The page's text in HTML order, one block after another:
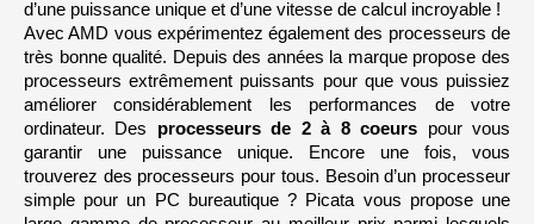
d’une puissance unique et d’une vitesse de calcul incroyable !
Avec AMD vous expérimentez également des processeurs de
très bonne qualité. Depuis des années la marque propose des
processeurs extrêmement puissants pour que vous puissiez
améliorer considérablement les performances de votre
ordinateur. Des processeurs de 2 à 8 coeurs pour vous
garantir une puissance unique. Encore une fois, vous
trouverez des processeurs pour tous. Besoin d’un processeur
simple pour un PC bureautique ? Picata vous propose une